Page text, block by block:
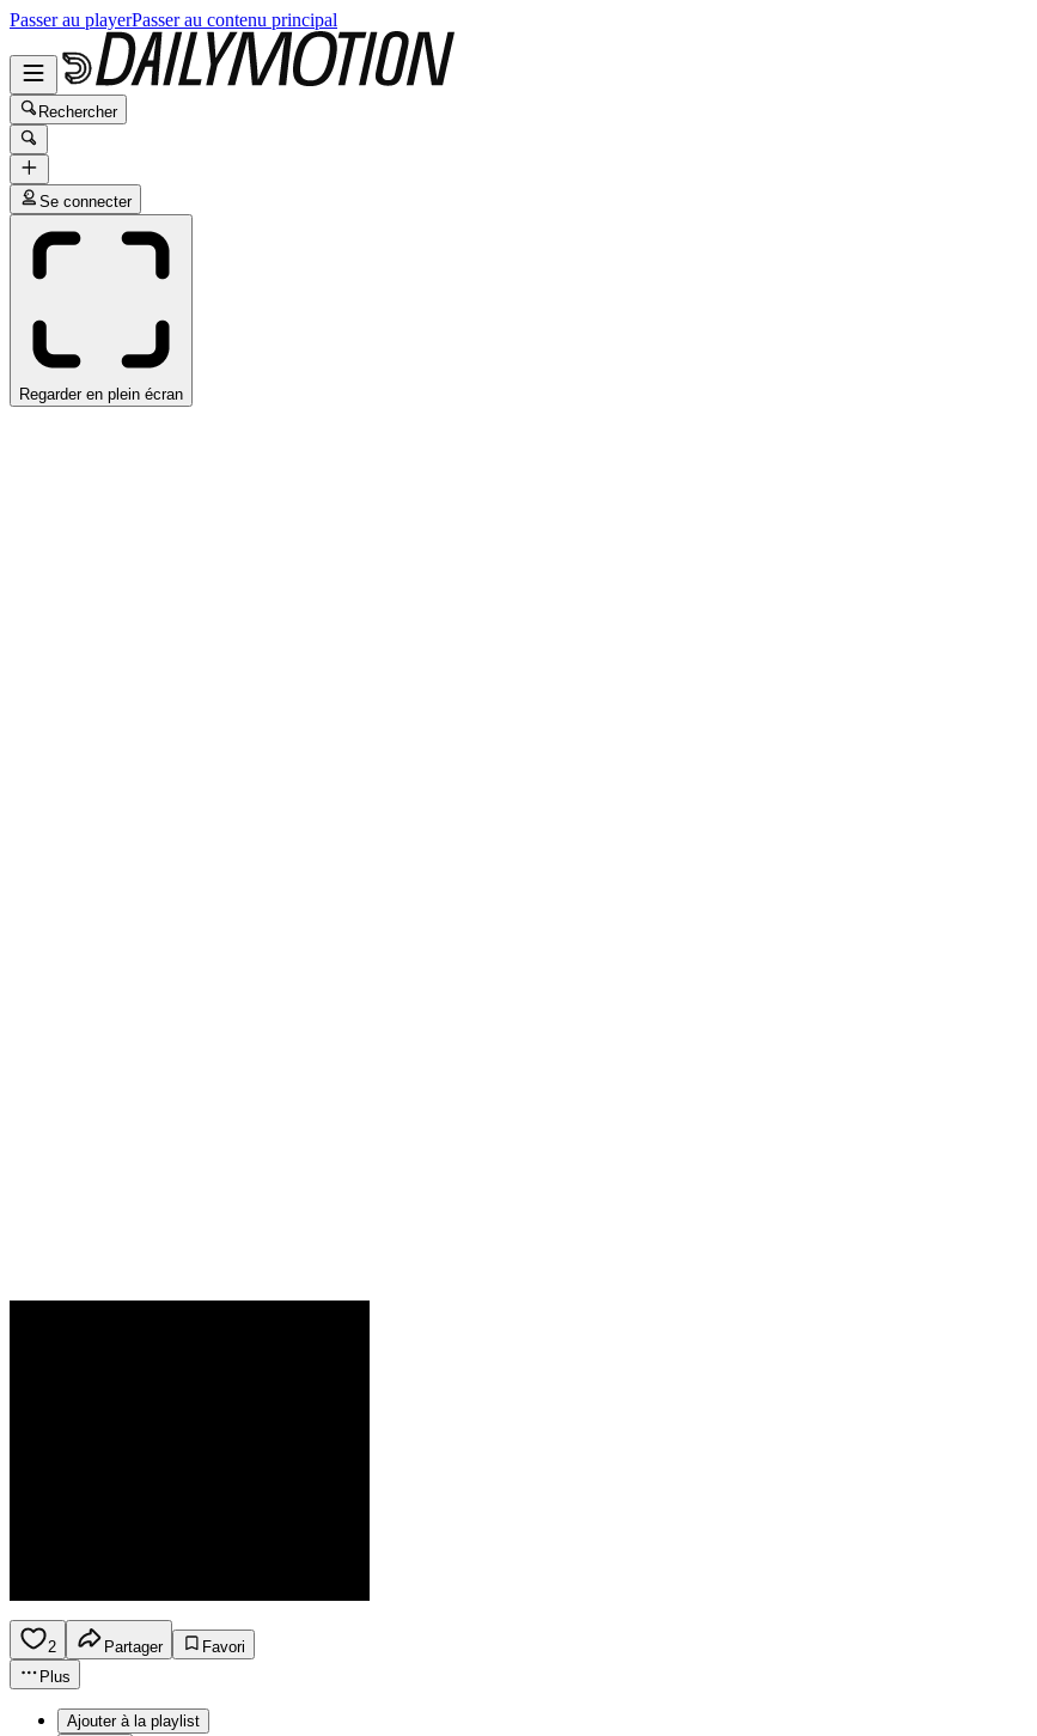
Passer au playerPasser au contenu principal
Rechercher
Se connecter
Regarder en plein écran
2 Partager
Favori
Plus
Ajouter à la playlist